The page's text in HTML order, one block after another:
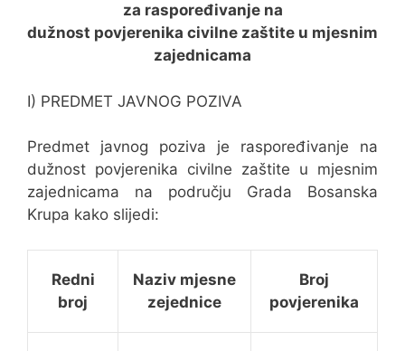
za raspoređivanje na
dužnost povjerenika civilne zaštite u mjesnim
zajednicama
I) PREDMET JAVNOG POZIVA
Predmet javnog poziva je raspoređivanje na
dužnost povjerenika civilne zaštite u mjesnim
zajednicama na području Grada Bosanska
Krupa kako slijedi:
Redni
broj
Naziv mjesne
zejednice
Broj
povjerenika